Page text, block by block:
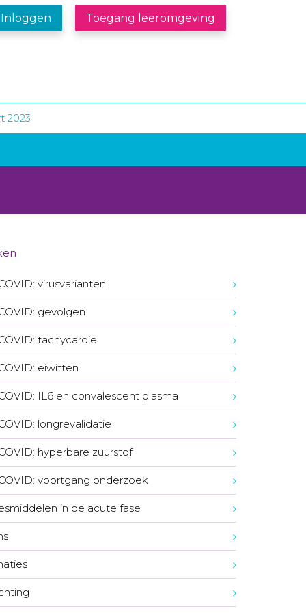
Inloggen Toegang leeromgeving
2023
virusvarianten
gevolgen
tachycardie
eiwitten
IL6 en convalescent plasma
longrevalidatie
hyperbare zuurstof
voortgang onderzoek
in de acute fase